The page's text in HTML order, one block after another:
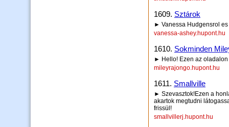
1609. Sztárok
► Vanessa Hudgensrol
vanessa-ashey.hupont.hu
1610. Sokminden
► Hello! Ezen az
mileyrajongo.hupont.hu
1611. Smallville
► Szevasztok!Ezen a
akartok megtudni
frissül!
smallvillerj.hupont.hu